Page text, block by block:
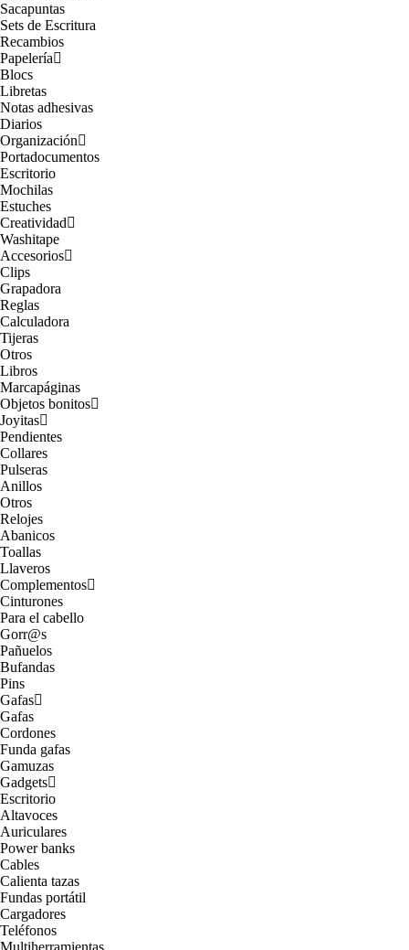
Sacapuntas
Sets de Escritura
Recambios
Papelería
Blocs
Libretas
Notas adhesivas
Diarios
Organización
Portadocumentos
Escritorio
Mochilas
Estuches
Creatividad
Washitape
Accesorios
Clips
Grapadora
Reglas
Calculadora
Tijeras
Otros
Libros
Marcapáginas
Objetos bonitos
Joyitas
Pendientes
Collares
Pulseras
Anillos
Otros
Relojes
Abanicos
Toallas
Llaveros
Complementos
Cinturones
Para el cabello
Gorr@s
Pañuelos
Bufandas
Pins
Gafas
Gafas
Cordones
Funda gafas
Gamuzas
Gadgets
Escritorio
Altavoces
Auriculares
Power banks
Cables
Calienta tazas
Fundas portátil
Cargadores
Teléfonos
Multiherramientas